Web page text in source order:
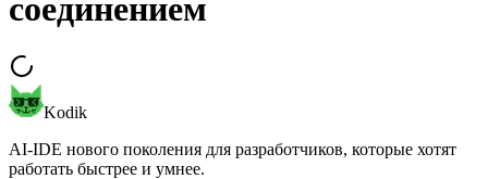
соединением
Kodik
AI-IDE нового поколения для разработчиков, которые хотят
работать быстрее и умнее.